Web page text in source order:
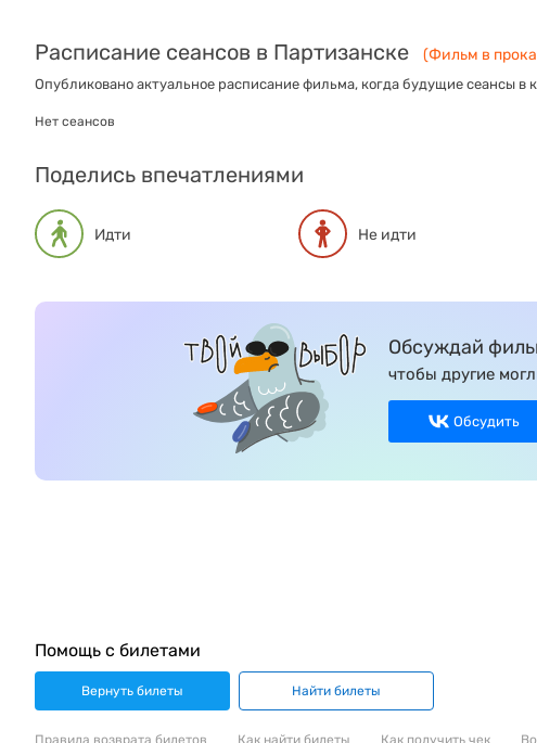
Расписание сеансов в Партизанске (Фильм в
Опубликовано актуальное расписание фильма, когда будущие сеансы в
Нет сеансов
Поделись впечатлениями
Идти Не идти
Обсуждай
чтобы другие
Обсудить
Помощь с билетами
Вернуть билеты Найти билеты
Правила возврата билетов Как найти билеты Как получить чек